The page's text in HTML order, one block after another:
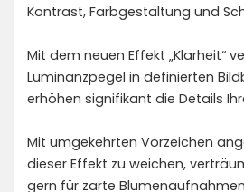
Kontrast, Farbgestaltung und
Mit dem neuen Effekt „Klarheit“
Luminanzpegel in definierten
erhöhen signifikant die Details
Mit umgekehrten Vorzeichen
dieser Effekt zu weichen,
gern für zarte